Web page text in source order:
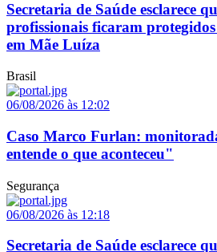
Secretaria de Saúde esclarece
profissionais ficaram
em Mãe Luíza
Brasil
06/08/2026 às 12:02
Caso Marco Furlan:
entende o que aconteceu"
Segurança
06/08/2026 às 12:18
Secretaria de Saúde esclarece